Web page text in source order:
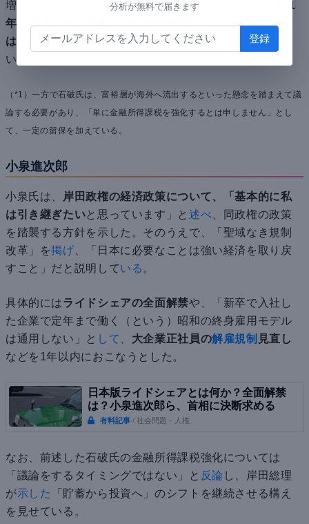
増やし中間層・低所得者層への配分を図る政策だ。
2021
年に岸田政権が見直しの検討を表明したものの、実現に
は至らなかった政策であり、その実施を石破氏は謳って
いる。
（*1）一方で石破氏は、富裕層が海外へ流出するといった懸念を踏まえて議
論する必要があり、「単に金融所得課税を強化するとは申しません」とし
て、一定の留保を加えている。
小泉進次郎
小泉氏は、
岸田政権の経済政策について、「基本的に私
は引き継ぎたいと思っています」と 述べ 、同政権の政策
を踏襲する方針を示した。そのうえで、「聖域なき規制
改革」を掲げ 、「日本に必要なことは強い経済を取り戻
すこと」だと説明している 。
具体的にはライドシェアの全面解禁や、「新卒で入社し
た企業で定年まで働く（という）昭和の終身雇用モデル
は通用しない」と して 大企業正社員の解雇規制 見直し
などを1年以内におこなうとした。
日本版ライドシェアとは何か？全面解禁
は？小泉進次郎ら、首相に決断求める
有料記事 / 社会問題・人権
なお、前述した石破氏の金融所得課税強化については
「議論をするタイミングではない」と 反論 し、岸田総理
が示した
「貯蓄から投資へ」のシフトを継続させる構え
を見せている。
分析が無料で届きます